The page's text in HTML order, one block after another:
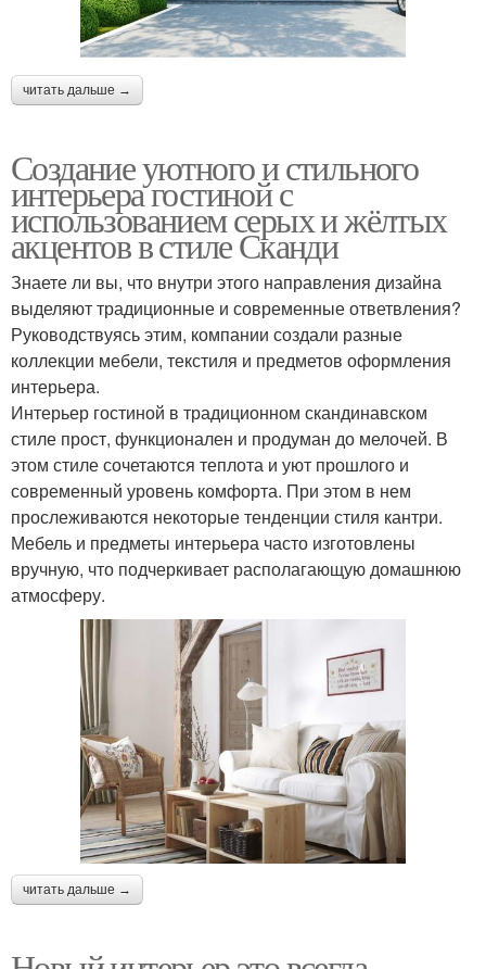
читать дальше →
Создание уютного и стильного
интерьера гостиной с
использованием серых и жёлтых
акцентов в стиле Сканди
Знаете ли вы, что внутри этого направления дизайна
выделяют традиционные и современные ответвления?
Руководствуясь этим, компании создали разные
коллекции мебели, текстиля и предметов оформления
интерьера.
Интерьер гостиной в традиционном скандинавском
стиле прост, функционален и продуман до мелочей. В
этом стиле сочетаются теплота и уют прошлого и
современный уровень комфорта. При этом в нем
прослеживаются некоторые тенденции стиля кантри.
Мебель и предметы интерьера часто изготовлены
вручную, что подчеркивает располагающую домашнюю
атмосферу.
читать дальше →